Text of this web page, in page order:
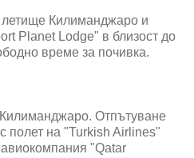
летище Килиманджаро и
Planet Lodge" в близост до
време за почивка.
Отпътуване
полет на "Turkish Airlines"
"Qatar